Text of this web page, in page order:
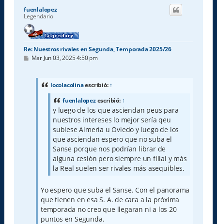
fuenlalopez
Legendario
Re: Nuestros rivales en Segunda, Temporada 2025/26
M
Mar Jun 03, 2025 4:50 pm
locolacolinaescribió:↑
fuenlalopezescribió: ↑
y luego de los que asciendan peus para
nuestros intereses lo mejor sería qeu
subiese Almería u Oviedo y luego de los
que asciendan espero que no suba el
Sanse porque nos podrían librar de
alguna cesión pero siempre un filial y más
la Real suelen ser rivales más asequibles.
Yo espero que suba el Sanse. Con el panorama
que tienen en esa S. A. de cara a la próxima
temporada no creo que llegaran ni a los 20
puntos en Segunda.